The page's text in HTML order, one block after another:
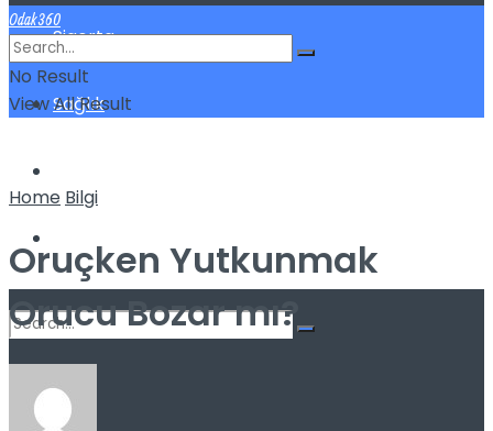
Sigorta
Sağlık
No Result
Odak360
No Result
View All Result
Home Bilgi
Oruçken Yutkunmak
Orucu Bozar mı?